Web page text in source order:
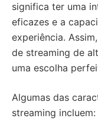
significa ter uma
eficazes e a
experiência.
de streaming de
uma escolha
Algumas das
streaming incluem: